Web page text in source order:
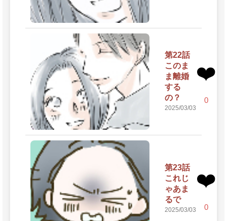
第22話
このま
ま離婚
する
の？
2025/03/03
❤️
0
第23話
これじ
ゃあま
るで
2025/03/03
❤️
0